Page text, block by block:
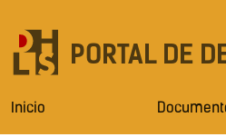
PORTAL DE
Inicio